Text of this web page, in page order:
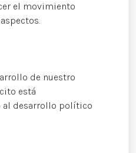
el movimiento
de nuestro
está
al desarrollo político